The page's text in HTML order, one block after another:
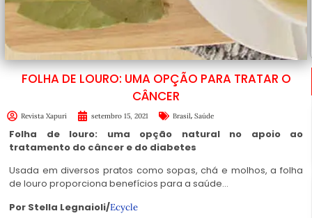
FOLHA DE LOURO: UMA OPÇÃO PARA TRATAR O
CÂNCER
Revista Xapuri setembro 15, 2021 Brasil, Saúde
Folha de louro: uma opção natural no apoio ao
tratamento do câncer e do diabetes
Usada em diversos pratos como sopas, chá e molhos, a folha
de louro proporciona benefícios para a saúde…
Por Stella Legnaioli/Ecycle